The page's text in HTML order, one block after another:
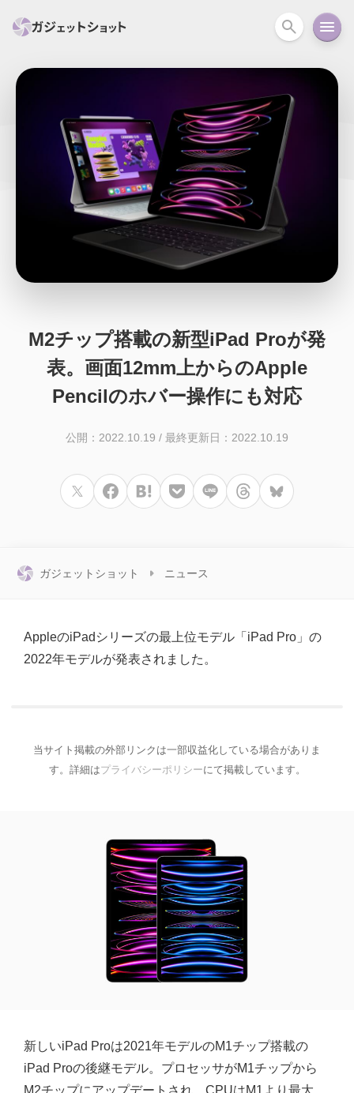
スマホ PC関連 カメラ
スマートホーム アクションカメラ
iPhone iPad Mac Android コラム
ニュース オーディオ 周辺機器
M2チップ搭載の新型iPad Proが発
表。画面12mm上からのApple
Pencilのホバー操作にも対応
公開：2022.10.19 / 最終更新日：2022.10.19
ガジェットショット ニュース
AppleのiPadシリーズの最上位モデル「iPad Pro」の
2022年モデルが発表されました。
当サイト掲載の外部リンクは一部収益化している場合がありま
す。詳細はプライバシーポリシーにて掲載しています。
新しいiPad Proは2021年モデルのM1チップ搭載の
iPad Proの後継モデル。プロセッサがM1チップから
M2チップにアップデートされ、CPUはM1より最大